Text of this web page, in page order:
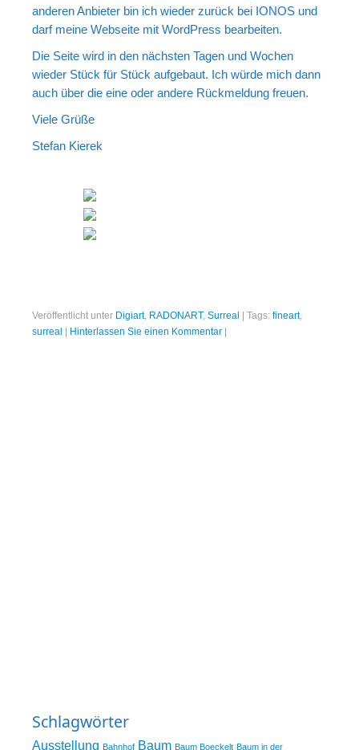
anderen Anbieter bin ich wieder zurück bei IONOS und
darf meine Webseite mit WordPress bearbeiten.
Die Seite wird in den nächsten Tagen und Wochen
wieder Stück für Stück aufgebaut. Ich würde mich dann
auch über die eine oder andere Rückmeldung freuen.
Viele Grüße
Stefan Kierek
Veröffentlicht unter Digiart, RADONART, Surreal Tags: fineart,
surreal
Hinterlassen Sie einen Kommentar
Schlagwörter
Ausstellung Bahnhof Baum Baum Boeckelt Baum in der